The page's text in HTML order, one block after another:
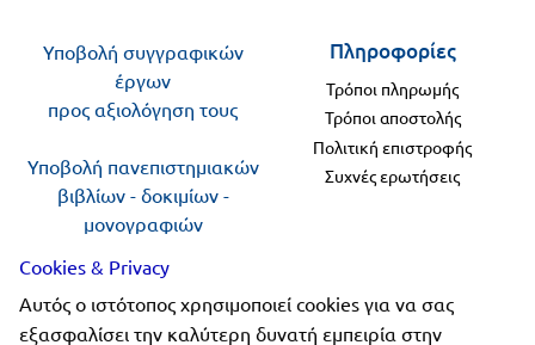
Πληροφορίες
Τρόποι πληρωμής
Τρόποι αποστολής
Πολιτική επιστροφής
Συχνές ερωτήσεις
Υποβολή συγγραφικών
έργων
προς αξιολόγηση τους
Υποβολή πανεπιστημιακών
βιβλίων - δοκιμίων -
μονογραφιών
Ακολουθήστε μας
Cookies & Privacy
Αυτός ο ιστότοπος χρησιμοποιεί cookies για να σας
εξασφαλίσει την καλύτερη δυνατή εμπειρία στην